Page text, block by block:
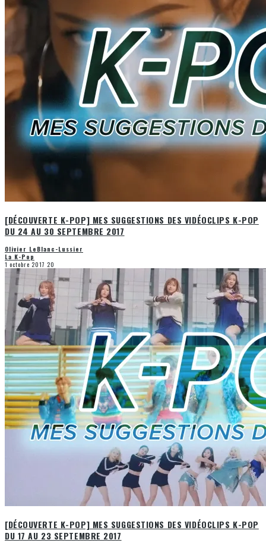
[DÉCOUVERTE K-POP] MES SUGGESTIONS DES VIDÉOCLIPS K-POP
DU 24 AU 30 SEPTEMBRE 2017
Olivier LeBlanc-Lussier
La K-Pop
1 octobre 2017 20
[DÉCOUVERTE K-POP] MES SUGGESTIONS DES VIDÉOCLIPS K-POP
DU 17 AU 23 SEPTEMBRE 2017